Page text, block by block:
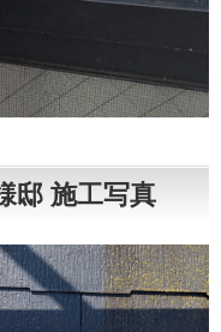
邸 施工写真